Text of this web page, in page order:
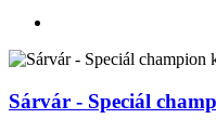
Sárvár - Speciál